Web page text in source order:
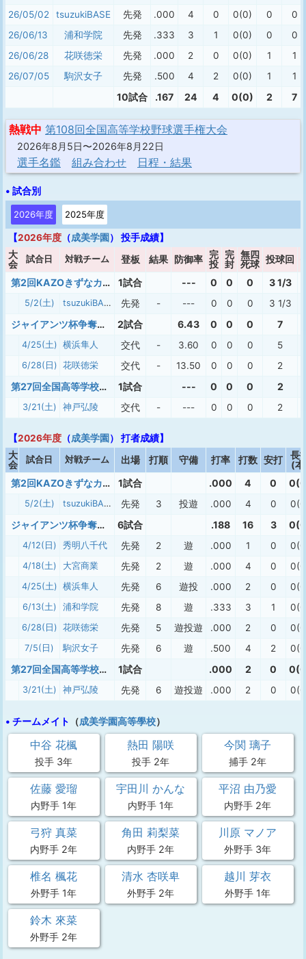
26/05/02
tsuzukiBASE 先発 .000 4 0 0(0) 0
0
26/06/13
浦和学院 先発 .333 3 1 0(0) 0
0
26/06/28
花咲徳栄 先発 .000 2 0 0(0) 1
1
26/07/05
駒沢女子 先発 .500 4 2 0(0) 1 1
10試合 .167 24 4 0(0) 2 7
熱戦中 第108回全国高等学校野球選手権大会
2026年8月5日〜2026年8月22日
選手名鑑 組み合わせ 日程・結果
• 試合別
2026年度 2025年度
【2026年度 （成美学園 ） 投手成績】
大
会
試合日 対戦チーム 登板 結果 防御率
完
投
完
封
無四
死球 投球回
第2回KAZOきずなカップ 1試合 --- 0 0 0 3 1/3
5/2(土) tsuzukiBASE 先発 - --- 0 0 0 3 1/3
ジャイアンツ杯争奪ヴィーナスリーグ 2試合 6.43 0 0 0 7
4/25(土) 横浜隼人 交代 - 3.60 0 0 0 5
6/28(日) 花咲徳栄 交代 - 13.50 0 0 0 2
第27回全国高等学校女子硬式野球選抜大会 1試合 --- 0 0 0 2
3/21(土) 神戸弘陵 交代 - --- 0 0 0 2
【2026年度 （成美学園 ） 打者成績】
大
会
試合日 対戦チーム 出場 打順 守備 打率 打数 安打
長
(
第2回KAZOきずなカップ 1試合 .000 4 0
5/2(土) tsuzukiBASE 先発 3 投遊 .000 4 0
ジャイアンツ杯争奪ヴィーナスリーグ 6試合 .188 16 3
4/12(日) 秀明八千代 先発 2 遊 .000 1 0
4/18(土) 大宮商業 先発 2 遊 .000 4 0
4/25(土) 横浜隼人 先発 6 遊投 .000 2 0
6/13(土) 浦和学院 先発 8 遊 .333 3 1
6/28(日) 花咲徳栄 先発 5 遊投遊 .000 2 0
7/5(日) 駒沢女子 先発 6 遊 .500 4 2
第27回全国高等学校女子硬式野球選抜大会 1試合 .000 2 0
3/21(土) 神戸弘陵 先発 6 遊投遊 .000 2 0
• チームメイト （成美学園高等學校）
中谷 花楓
投手 3年
熱田 陽咲
投手 2年
今関 璃子
捕手 2年
佐藤 愛瑠
内野手 1年
宇田川 かんな
内野手 1年
平沼 由乃愛
内野手 2年
弓狩 真菜
内野手 2年
角田 莉梨菜
内野手 2年
川原 マノア
外野手 3年
椎名 楓花
外野手 1年
清水 杏咲卑
外野手 2年
越川 芽衣
外野手 1年
鈴木 來菜
外野手 2年